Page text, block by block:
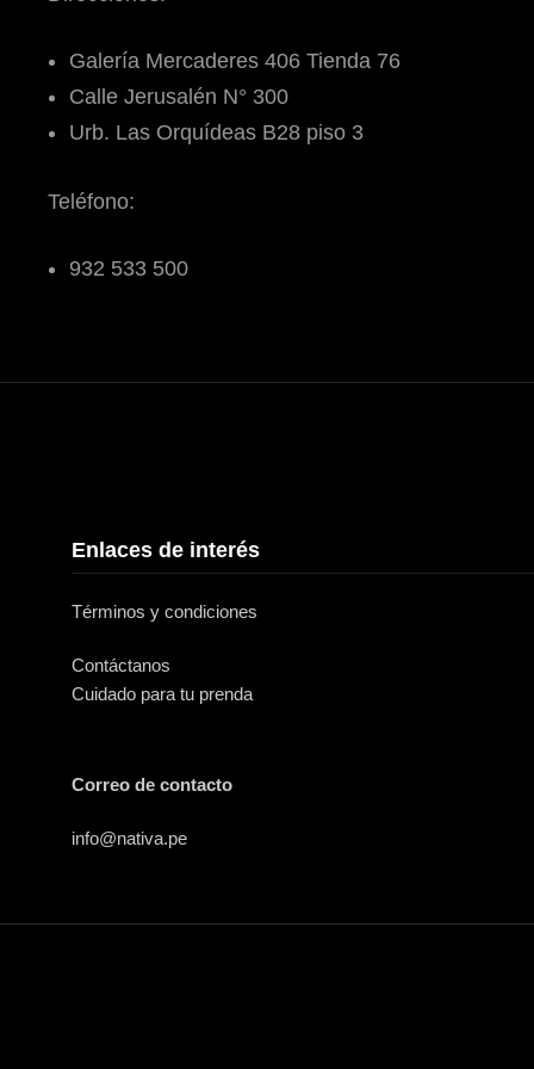
Galería Mercaderes 406 Tienda 76
Calle Jerusalén N° 300
Urb. Las Orquídeas B28 piso 3
Teléfono:
932 533 500
Enlaces de interés
Términos y condiciones
Contáctanos
Cuidado para tu prenda
Correo de contacto
info@nativa.pe